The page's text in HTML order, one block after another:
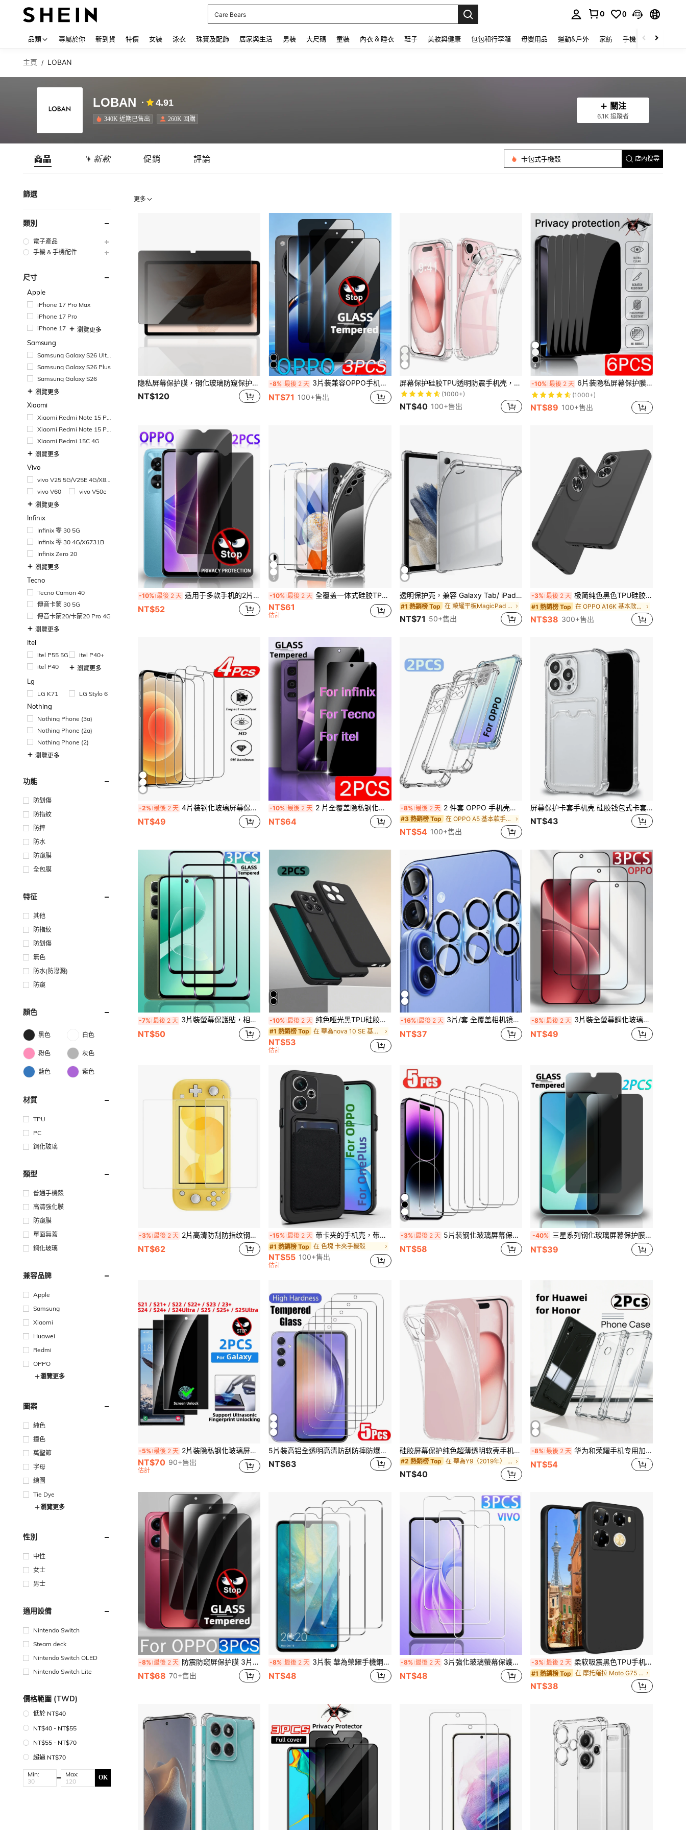
Care Bears
0 0
品類 專屬於你 新到貨 特價 女裝 泳衣 珠寶及配飾 居家與生活 男裝 大尺碼 童裝 內衣 & 睡衣 鞋子 美妝與健康 包包和行李箱 母嬰用品 運動&戶外 家紡 手機 & 手機配件
主頁 / LOBAN
LOBAN 4.91
340K 近期已售出 260K 回購
關注
6.1K 追蹤者
商品 新款 促銷 評論
卡包式手機殼
常規手機殼
店內搜尋
篩選
類別
電子產品
手機 & 手機配件
尺寸
Apple
iPhone 17 Pro Max
iPhone 17 Pro
iPhone 17
瀏覽更多
Samsung
Samsung Galaxy S26 Ultr
Samsung Galaxy S26 Plus
Samsung Galaxy S26
瀏覽更多
Xiaomi
Xiaomi Redmi Note 15 Pr
Xiaomi Redmi Note 15 Pr
Xiaomi Redmi 15C 4G
瀏覽更多
Vivo
vivo V25 5G/V25E 4G/X80
vivo V60
vivo V50e
瀏覽更多
Infinix
Infinix 零 30 5G
Infinix 零 30 4G/X6731B
Infinix Zero 20
瀏覽更多
Tecno
Tecno Camon 40
傳音卡蒙 30 5G
傳音卡蒙20/卡蒙20 Pro 4G
瀏覽更多
Itel
itel P55 5G
itel P40+
itel P40
瀏覽更多
Lg
LG K71 LG Stylo 6
Nothing
Nothing Phone (3a)
Nothing Phone (2a)
Nothing Phone (2)
瀏覽更多
功能
防划傷
防指紋
防摔
防水
防窺膜
全包膜
特征
其他
防指紋
防划傷
無色
防水(防潑濺)
防窺
顏色
黑色 白色
粉色 灰色
藍色 紫色
材質
TPU
PC
鋼化玻璃
類型
普通手機殼
高清強化膜
防窺膜
單面無蓋
鋼化玻璃
兼容品牌
Apple
Samsung
Xiaomi
Huawei
Redmi
OPPO
瀏覽更多
圖案
純色
撞色
萬聖節
字母
繪圖
Tie Dye
瀏覽更多
性別
中性
女士
男士
適用設備
Nintendo Switch
Steam deck
Nintendo Switch OLED
Nintendo Switch Lite
價格範圍 (TWD)
低於 NT$40
NT$40 - NT$55
NT$55 - NT$70
超過 NT$70
Min: Max: OK
更多
隐私屏幕保护膜，钢化玻璃防窥保护膜，兼容三星 Galaxy / / 荣耀平板电脑 / 平板电脑 / 平板电脑 / 平板电脑 / Tab Pad / MatePad
NT$120
-8% 最後 2 天 3片装兼容OPPO手机的隐私保护膜，全覆盖防窥钢化玻璃屏幕保护膜，日常、办公、居家使用必备屏幕保护膜，防水、防震、防摔、防刮、防指纹
NT$71 100+售出
屏幕保护硅胶TPU透明防震手机壳，带加固边角气囊，纯色材质，兼容、Galaxy等机型，TPU保护后盖，防水防摔防刮，国际版，非国内版，春季礼物，妈妈生日礼物
(1000+)
#1 熱銷榜 Top
(1000+)
#1 熱銷榜 Top
(1000+)
#1 熱銷榜 Top
在 華為Y9（2019年） 基本款手機殼
NT$40 100+售出
4
-10% 最後 2 天 6片装隐私屏幕保护膜，兼容 17/16/15 Pro Max/14 Plus，钢化玻璃材质，兼容 13/11 Pro/X/XS Max/12 Mini/XR/6/7/8 Plus/SE2/SE3，防窥屏
(1000+)
NT$89 100+售出
-10% 最後 2 天 适用于多款手机的2片装钢化玻璃屏幕保护膜，防窥、防碎裂、防油、防刮花，高清显示，触感顺滑，超薄设计，30°隐私保护，精准贴合，易于安装，无气泡，超清晰贴合手机配件
NT$52
5
-10% 最後 2 天 全覆盖一体式硅胶TPU三合一保护壳套装，兼容三星手机，包含手机壳和屏幕保护膜（2片），支持指纹解锁，防刮高清钢化玻璃屏幕保护膜，透明减震手机壳，柔韧TPU硅胶材质，透明防水防摔，春季生日礼物，国际版，非国内版
NT$61
估計
透明保护壳，兼容 Galaxy Tab/ iPad/ MatePad/ Honor Pad/ Tab/ Redmi/ Fire HD Pad/ OPPO Pad/ Realme Pad 2，采用先进的气垫防摔设计，柔韧的硅胶 TPU 材质，防震、防刮、防黄变，超薄贴合，透明
#1 熱銷榜 Top 在 榮耀平板MagicPad (Gen2)2024(12.3 基本款護墊盒
NT$71 50+售出
-3% 最後 2 天 极简纯色黑色TPU硅胶软壳，防震防摔，防指纹，全方位保护壳，兼容OPPO，防水防摔防刮，春季礼品保护套
#1 熱銷榜 Top 在 OPPO A16K 基本款手機殼
NT$38 300+售出
-2% 最後 2 天 4片装钢化玻璃屏幕保护膜，兼容 11/12/13/14/15 Pro Max/16 Pro Max/16 Plus/16e/Mini/Plus/SE，日常使用、办公、居家必备屏幕保护膜
NT$49
-10% 最後 2 天 2 片全覆盖隐私钢化玻璃屏幕保护膜适用于 Infinix，防刮防偷窥保护膜，易于安装无气泡易于清洁钢化膜用于屏幕保护必需品，适用于日常防护、办公室、家庭隐私屏幕保护膜手机屏幕保护膜手机配件防水防震防摔防摔防指纹
NT$64
-8% 最後 2 天 2 件套 OPPO 手机壳，柔软透明 TPU 手机壳，超薄硅胶保护防震透明外壳，适用于透明手机，晶莹剔透，防水防摔防刮
#3 熱銷榜 Top 在 OPPO A5 基本款手機殼
NT$54 100+售出
屏幕保护卡套手机壳 硅胶钱包式卡套手机壳 纯色材质硅胶卡套透明卡槽手机壳，兼容、Galaxy、荣耀等机型，透明钱包式硅胶后盖，防震、防水、防摔、防刮擦，生日礼物，国际版，非国内版，周年纪念日庆祝，商务办公
NT$43
-7% 最後 2 天 3片裝螢幕保護貼，相容於 Infinix 及其他機型，高解析度鋼化玻璃薄膜，9H 硬度，相容於手機殼，易於安裝，防刮，無氣泡，全覆蓋
NT$50
-10% 最後 2 天 纯色哑光黑TPU硅胶荣耀手机壳两件套，带摄像头保护，柔软内衬，超薄贴合，柔韧后盖，适用于华为荣耀手机，防水防震防摔防刮，生日礼物
#1 熱銷榜 Top 在 華為nova 10 SE 基本款手機殼
NT$53
估計
-16% 最後 2 天 3片/套 全覆盖相机镜头保护膜，兼容 17 Pro Max、17 Air、17 Pro、12、13 Pro Max；屏幕保护膜，兼容11、14 Pro Max、15 Pro Max、15 Plus、16、16 Plus、16 Pro、16 Pro Max；适用于日常、办公、家庭使用；镜头保护膜；防水、防震、防摔、防刮。
NT$37
-8% 最後 2 天 3片裝全螢幕鋼化玻璃螢幕保護貼，適用於系列手機
NT$49
-3% 最後 2 天 2片高清防刮防指纹钢化玻璃屏幕保护膜，适用于Switch Lite、Switch OLED、Switch、ROG Ally、Steam Deck。升级版硬化超清透明玻璃，搭配电镀高清防油防爆屏幕，瀑布式大屏白边，防指纹平滑保护膜。无气泡超清贴合，精准贴合超薄设计，防碎保护，硬包装
NT$62
-15% 最後 2 天 带卡夹的手机壳，带信用卡插槽的可爱硅胶钱包手机壳，柔软橡胶薄款钱包，男女通用，带防震相机盖，适用于 OPPO 和 OnePlus，黑色防水防摔防刮
#1 熱銷榜 Top 在 色塊 卡夾手機殼
NT$55 100+售出
估計
6
-3% 最後 2 天 5片装钢化玻璃屏幕保护膜，兼容 17/16/15/14/13/12/11 Pro Max/Air/X/XS/XR/Mini/7/8/14 Plus，也适用于14/15/16 Pro Max
NT$58
-40% 三星系列钢化玻璃屏幕保护膜（2片装），防窥、防碎裂、防油、防刮花，高清显示，触感顺滑，超薄设计，35°隐私保护，精准贴合，易于安装，无气泡，智能手机配件
NT$39
-5% 最後 2 天 2片装隐私钢化玻璃屏幕保护膜，兼容三星Galaxy S26、S26+、S25 Ultra、S25+、S24 Ultra、S24+、S23+、S22+、S21+，支持指纹识别，也兼容三星Galaxy S26、S25、S24、S23、S22、S21，是生日、送给家人和朋友的理想礼物。手机屏幕保护膜，手机配件，防水、防震、防刮、防指纹，全屏覆盖。
NT$70 90+售出
估計
5片装高铝全透明高清防刮防摔防爆屏幕保护膜，兼容三星手机，白色边框升级防爆防指纹，支持超声波解锁，防刮无气泡，精准贴合超薄设计，灵敏触控，原装保护膜，兼容三星手机配件，防碎保护，硬质包装 - 透明
NT$63
硅胶屏幕保护纯色超薄透明软壳手机壳，兼容 16/15/14/13/12/11 Pro Max Plus Mini，透明后盖，兼容SE3/SE2/8/7/6 Plus，防水防震防摔防刮花，国际版，非国内版，礼品/生日/商务办公两用
#2 熱銷榜 Top 在 華為Y9（2019年） 基本款手機殼
NT$40
-8% 最後 2 天 华为和荣耀手机专用加厚防摔TPU透明手机壳（2件装），防震高透明度，简约耐用防刮软壳。
NT$54
-8% 最後 2 天 防震防窥屏保护膜 3片装 手机防窥屏保护膜 全覆盖防偷窥钢化玻璃屏幕保护膜 屏幕保护必备 适用于日常办公和家庭使用 防水防摔防刮防指纹 春季礼物
NT$68 70+售出
-8% 最後 2 天 3片裝 華為榮耀手機鋼化玻璃螢幕保護貼，防刮、無氣泡、高清晰透明、9H硬度，相容手機殼
NT$48
-8% 最後 2 天 3片強化玻璃螢幕保護貼，適用於VIVO系列機型，1:1原尺寸全覆蓋保護，防摔防刮，強力抗油抗指紋，保持螢幕清潔明亮，手機配件，生日禮物
NT$48
-3% 最後 2 天 柔软吸震黑色TPU手机壳，防水防震防刮，适用于[品牌]、摩托罗拉等品牌手机
#1 熱銷榜 Top 在 摩托羅拉 Moto G75 基本款手機殼
NT$38